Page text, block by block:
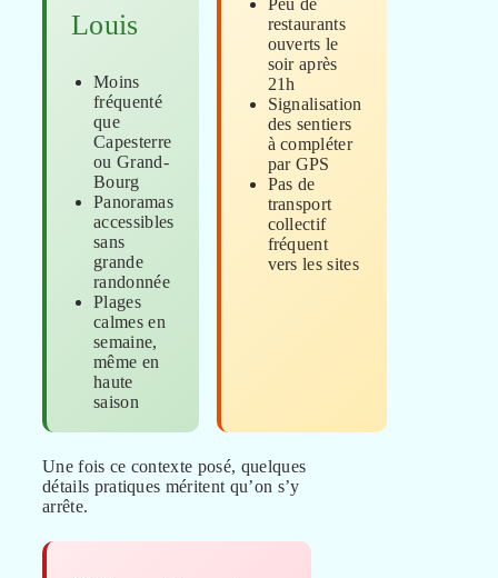
Louis
Moins
fréquenté
que
Capesterre
ou Grand-
Bourg
Panoramas
accessibles
sans
grande
randonnée
Plages
calmes en
semaine,
même en
haute
saison
Peu de
restaurants
ouverts le
soir après
21h
Signalisation
des sentiers
à compléter
par GPS
Pas de
transport
collectif
fréquent
vers les sites
Une fois ce contexte posé, quelques
détails pratiques méritent qu’on s’y
arrête.